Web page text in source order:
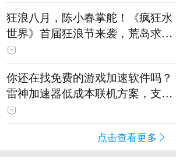
狂浪八月，陈小春掌舵！《疯狂水
世界》首届狂浪节来袭，荒岛求生
直播即将开启
你还在找免费的游戏加速软件吗？
雷神加速器低成本联机方案，支持
免费试用
点击查看更多